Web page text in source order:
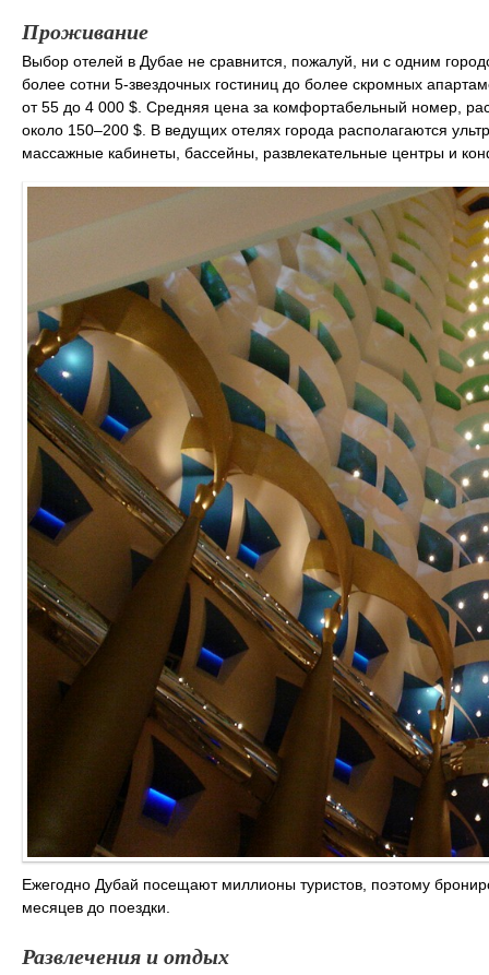
Проживание
Выбор отелей в Дубае не сравнится, пожалуй, ни с одним
более сотни 5-звездочных гостиниц до более скромных
от 55 до 4 000 $. Средняя цена за комфортабельный номер,
около 150–200 $. В ведущих отелях города располагаются
массажные кабинеты, бассейны, развлекательные центры и
Ежегодно Дубай посещают миллионы туристов, поэтому
месяцев до поездки.
Развлечения и отдых